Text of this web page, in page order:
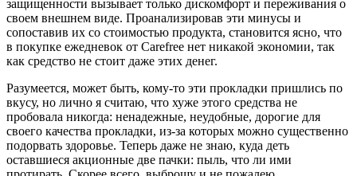
защищенности вызывает только дискомфорт и переживания о
своем внешнем виде. Проанализировав эти минусы и
сопоставив их со стоимостью продукта, становится ясно, что
в покупке ежедневок от Carefree нет никакой экономии, так
как средство не стоит даже этих денег.
Разумеется, может быть, кому-то эти прокладки пришлись по
вкусу, но лично я считаю, что хуже этого средства не
пробовала никогда: ненадежные, неудобные, дорогие для
своего качества прокладки, из-за которых можно существенно
подорвать здоровье. Теперь даже не знаю, куда деть
оставшиеся акционные две пачки: пыль, что ли ими